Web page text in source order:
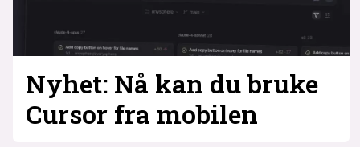
Nyhet: Nå kan du bruke
Cursor fra mobilen